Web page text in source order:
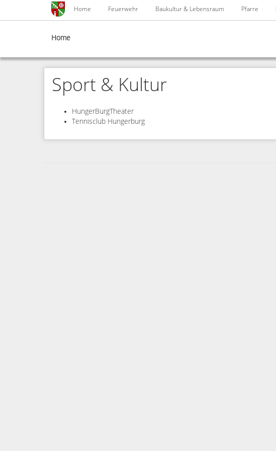
Home Feuerwehr Baukultur & Lebensraum Pfarre
Home
Sport & Kultur
HungerBurgTheater
Tennisclub Hungerburg